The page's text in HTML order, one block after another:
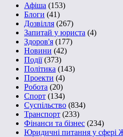
Афіша (153)
Блоги (41)
Дозвілля (267)
Запитай у юриста (4)
Здоров'я (177)
Новини (42)
Події(373)
Політика (143)
Проекти (4)
Робота (20)
Спорт (134)
Суспільство (834)
Транспорт (233)
Фінанси та бізнес (234)
Юридичні питання у сфері